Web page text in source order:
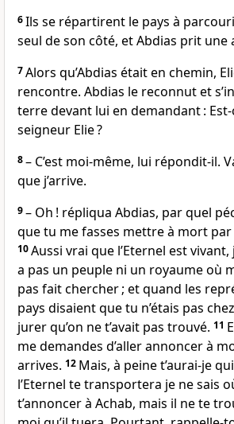
6Ils se répartirent le pays à
seul de son côté, et Abdias prit
7Alors qu’Abdias était en chemin,
rencontre. Abdias le reconnut et
terre devant lui en demandant :
seigneur Elie ?
8– C’est moi-même, lui répondit-il.
que j’arrive.
9– Oh ! répliqua Abdias, par quel
que tu me fasses mettre à mort par
10Aussi vrai que l’Eternel est vivant,
a pas un peuple ni un royaume où
pas fait chercher ; et quand les
pays disaient que tu n’étais pas
jurer qu’on ne t’avait pas trouvé. 11
me demandes d’aller annoncer à
arrives. 12 Mais, à peine t’aurai-je
l’Eternel te transportera je ne sais
t’annoncer à Achab, mais il ne te